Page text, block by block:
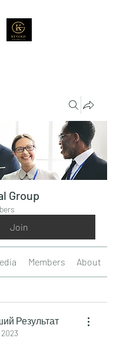
Group
Join
Members About
Результат